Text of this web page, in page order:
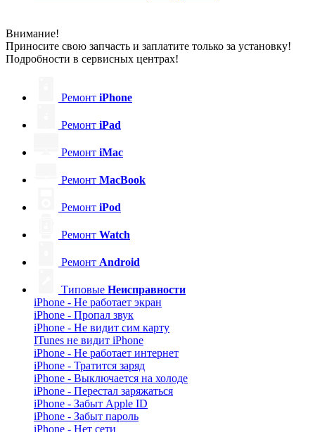
Внимание!
Приносите свою запчасть и заплатите только за установку!
Подробности в сервисных центрах!
Ремонт iPhone
Ремонт iPad
Ремонт iMac
Ремонт MacBook
Ремонт iPod
Ремонт Watch
Ремонт Android
Типовые Неисправности
iPhone - Не работает экран
iPhone - Пропал звук
iPhone - Не видит сим карту
ITunes не видит iPhone
iPhone - Не работает интернет
iPhone - Тратится заряд
iPhone - Выключается на холоде
iPhone - Перестал заряжаться
iPhone - Забыт Apple ID
iPhone - Забыт пароль
iPhone - Нет сети